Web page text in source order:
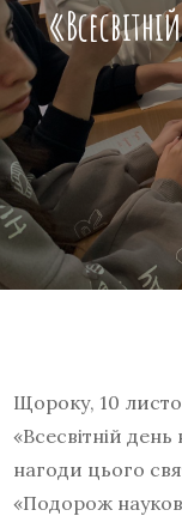
Щороку, 10
«Всесвітній
нагоди цього
«Подорож